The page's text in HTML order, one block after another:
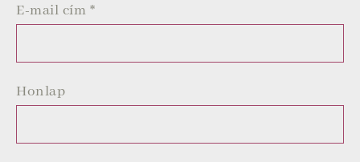
E-mail cím *
Honlap